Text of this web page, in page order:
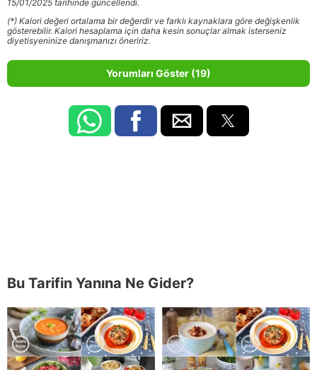
15/01/2025 tarihinde güncellendi.
(*) Kalori değeri ortalama bir değerdir ve farklı kaynaklara göre değişkenlik
gösterebilir. Kalori hesaplama için daha kesin sonuçlar almak isterseniz
diyetisyeninize danışmanızı öneririz.
Yorumları Göster (19)
Bu Tarifin Yanına Ne Gider?